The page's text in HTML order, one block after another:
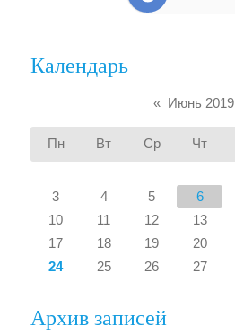
Календарь
« Июнь 2019
Пн Вт Ср Чт
3
4 5 6
10
11 12 13
17
18 19 20
24
25 26 27
Архив записей